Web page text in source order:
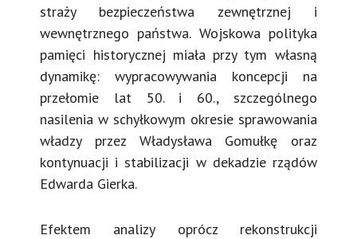
straży bezpieczeństwa zewnętrznej i
wewnętrznego państwa. Wojskowa polityka
pamięci historycznej miała przy tym własną
dynamikę: wypracowywania koncepcji na
przełomie lat 50. i 60., szczególnego
nasilenia w schyłkowym okresie sprawowania
władzy przez Władysława Gomułkę oraz
kontynuacji i stabilizacji w dekadzie rządów
Edwarda Gierka.
Efektem analizy oprócz rekonstrukcji